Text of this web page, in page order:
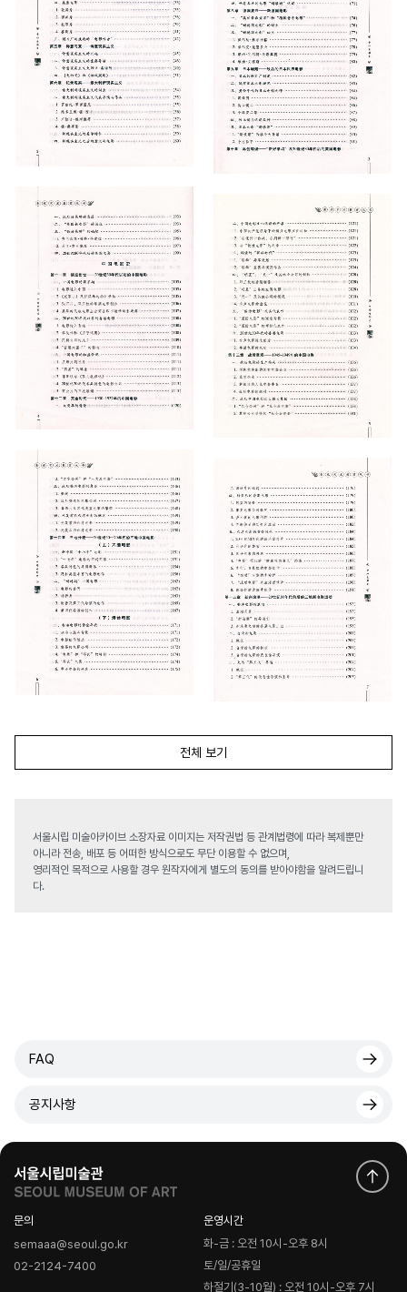
전체 보기
서울시립 미술아카이브 소장자료 이미지는 저작권법 등 관계법령에 따라 복제뿐만
아니라 전송, 배포 등 어떠한 방식으로도 무단 이용할 수 없으며,
영리적인 목적으로 사용할 경우 원작자에게 별도의 동의를 받아야함을 알려드립니
다.
FAQ
공지사항
문의
semaaa@seoul.go.kr
02-2124-7400
운영시간
화-금 : 오전 10시-오후 8시
토/일/공휴일
하절기(3-10월) : 오전 10시-오후 7시